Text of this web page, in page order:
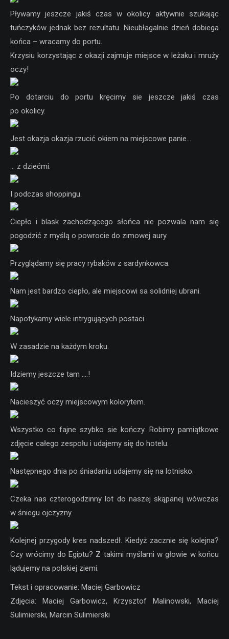
Pływamy jeszcze jakiś czas w okolicy aktywnie szukając
tuńczyków jednak bez rezultatu. Nieubłagalnie dzień dobiega
końca – wracamy do portu.
Krzysiu korzystając z okazji zajmuje miejsce w leżaku i mruży
oczy!
Po dotarciu do portu kręcimy sie jeszcze jakiś czas
po okolicy.
Jest okazja okazja rzucić okiem na miejscowe panie…
… z dziećmi.
I podczas shoppingu.
Ciepło i blask zachodzącego słońca nie pozwala nam się
pogodzić z myślą o powrocie do zimowej aury.
Przyglądamy się pracy rybaków z sardynkowca.
Nam jest bardzo ciepło, ale miejscowi sa solidniej ubrani.
Napotykamy wiele intrygujących postaci.
W zasadzie na każdym kroku.
Idziemy jeszcze tam ….!
Nacieszyć oczy miejscowym kolorytem.
Wszystko co fajne szybko sie kończy. Robimy pamiątkowe
zdjęcie całego zespołu i udajemy się do hotelu.
Następnego dnia po śniadaniu udajemy się na lotnisko.
Czeka nas czterogodzinny lot do naszej skąpanej wówczas
w śniegu ojczyzny.
Kolejnej przygody kres nadszedł. Kiedyż zacznie się kolejna?
Czy wrócimy do Egiptu? Z takimi myślami w głowie w końcu
lądujemy na polskiej ziemi.
Tekst i opracowanie: Maciej Garbowicz
Zdjęcia: Maciej Garbowicz, Krzysztof Malinowski, Maciej
Sulimierski, Marcin Sulimierski